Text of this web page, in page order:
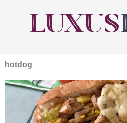
hotdog